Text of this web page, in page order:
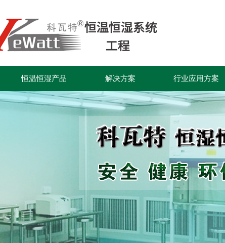
恒温恒湿产品 解决方案 行业应用方案